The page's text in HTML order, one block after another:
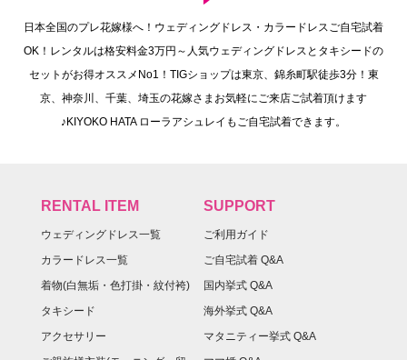
日本全国のプレ花嫁様へ！ウェディングドレス・カラードレスご自宅試着
OK！レンタルは格安料金3万円～人気ウェディングドレスとタキシードの
セットがお得オススメNo1！TIGショップは東京、錦糸町駅徒歩3分！東
京、神奈川、千葉、埼玉の花嫁さまお気軽にご来店ご試着頂けます
♪KIYOKO HATA ローラアシュレイもご自宅試着できます。
RENTAL ITEM
ウェディングドレス一覧
カラードレス一覧
着物(白無垢・色打掛・紋付袴)
タキシード
アクセサリー
SUPPORT
ご利用ガイド
ご自宅試着 Q&A
国内挙式 Q&A
海外挙式 Q&A
マタニティー挙式 Q&A